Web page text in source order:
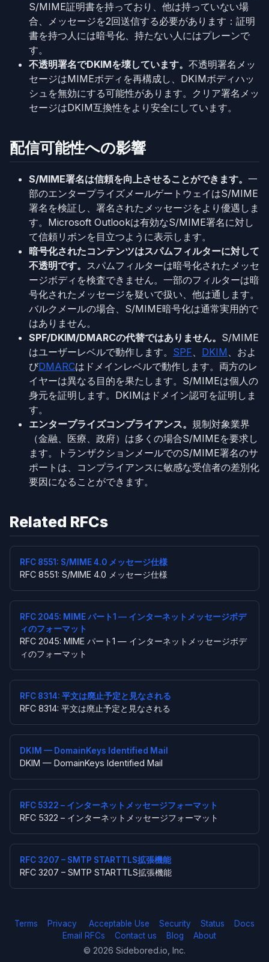
S/MIME証明書を持っており、他は持っていない場
合、メッセージを2回送信する必要があります：証明
書を持つ人には暗号化、持たない人にはプレーンで
す。
不透明署名でDKIMを壊しています。 不透明署名メッ
セージはMIMEボディを再構成し、DKIMボディハッ
シュを無効にする可能性があります。クリア署名メッ
セージはDKIM互換性をより安全にしています。
配信可能性への影響
S/MIME署名は信頼を向上させることができます。 一
部のエンタープライズメールゲートウェイはS/MIME
署名を検証し、署名されたメッセージをより優遇しま
す。Microsoft Outlookは有効なS/MIME署名に対し
て信頼リボンを目立つように表示します。
暗号化されたコンテンツはスパムフィルターに対して
不透明です。 スパムフィルターは暗号化されたメッセ
ージボディを検査できません。一部のフィルターは暗
号化されたメッセージを疑いで扱い、他は通します。
バルクメールの場合、S/MIME暗号化は通常実用的で
はありません。
SPF/DKIM/DMARCの代替ではありません。 S/MIME
はユーザーレベルで動作します。 SPF、 DKIM 、およ
びDMARCはドメインレベルで動作します。両方のレ
イヤーは異なる目的を果たします。S/MIMEは個人の
身元を証明します。DKIMはドメイン認可を証明しま
す。
エンタープライズコンプライアンス。 規制対象業界
（金融、医療、政府）は多くの場合S/MIMEを要求し
ます。トランザクションメールでのS/MIME署名のサ
ポートは、コンプライアンスに敏感な受信者の差別化
要因になることができます。
Related RFCs
RFC 8551: S/MIME 4.0 メッセージ仕様
RFC 8551: S/MIME 4.0 メッセージ仕様
RFC 2045: MIME パート1 — インターネットメッセージボデ
ィのフォーマット
RFC 2045: MIME パート1 — インターネットメッセージボデ
ィのフォーマット
RFC 8314: 平文は廃止予定と見なされる
RFC 8314: 平文は廃止予定と見なされる
DKIM — DomainKeys Identified Mail
DKIM — DomainKeys Identified Mail
RFC 5322 – インターネットメッセージフォーマット
RFC 5322 – インターネットメッセージフォーマット
RFC 3207 – SMTP STARTTLS拡張機能
RFC 3207 – SMTP STARTTLS拡張機能
Terms Privacy Acceptable Use Security Status
Docs
Email RFCs
Contact us Blog About
© 2026 Sidebored.io, Inc.